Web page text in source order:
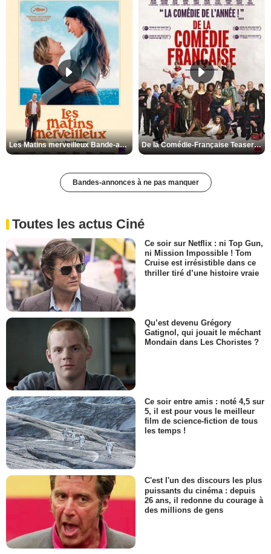
Les Matins merveilleux Bande-annonce VF De la Comédie-Française Teaser VF
Bandes-annonces à ne pas manquer
Toutes les actus Ciné
Ce soir sur Netflix : ni Top Gun,
ni Mission Impossible ! Tom
Cruise est irrésistible dans ce
thriller tiré d’une histoire vraie
Qu’est devenu Grégory
Gatignol, qui jouait le méchant
Mondain dans Les Choristes ?
Ce soir entre amis : noté 4,5 sur
5, il est pour vous le meilleur
film de science-fiction de tous
les temps !
C'est l'un des discours les plus
puissants du cinéma : depuis
26 ans, il redonne du courage à
des millions de gens